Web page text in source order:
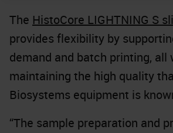
The HistoCore LIGHTNING S
provides flexibility by
demand and batch printing, all
maintaining the high quality
Biosystems equipment is
“The sample preparation and